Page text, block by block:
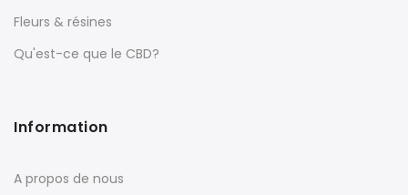
Fleurs & résines
Qu'est-ce que le CBD?
Information
A propos de nous